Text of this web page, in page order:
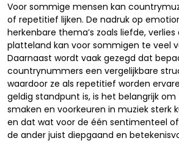
Voor sommige mensen kan
of repetitief lijken. De nadruk op
herkenbare thema’s zoals liefde,
platteland kan voor sommigen te veel
Daarnaast wordt vaak gezegd dat
countrynummers een vergelijkbare
waardoor ze als repetitief worden
geldig standpunt is, is het belangrijk
smaken en voorkeuren in muziek sterk
en dat wat voor de één sentimenteel
de ander juist diepgaand en